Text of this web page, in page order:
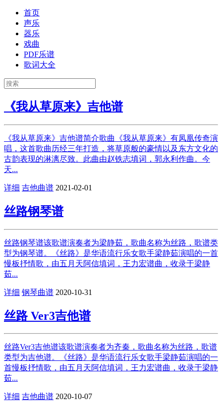
首页
声乐
器乐
戏曲
PDF乐谱
歌词大全
《我从草原来》吉他谱
《我从草原来》吉他谱简介歌曲《我从草原来》有凤凰传奇演
唱，这首歌曲历经三年打造，将草原般的豪情以及东方文化的
古韵表现的淋漓尽致。此曲由赵铁志填词，郭永利作曲。今
天...
详细 吉他曲谱 2021-02-01
丝路钢琴谱
丝路钢琴谱该歌谱演奏者为梁静茹，歌曲名称为丝路，歌谱类
型为钢琴谱。《丝路》是华语流行乐女歌手梁静茹演唱的一首
慢板抒情歌，由五月天阿信填词，王力宏谱曲，收录于梁静
茹...
详细 钢琴曲谱 2020-10-31
丝路 Ver3吉他谱
丝路Ver3吉他谱该歌谱演奏者为齐秦，歌曲名称为丝路，歌谱
类型为吉他谱。《丝路》是华语流行乐女歌手梁静茹演唱的一
首慢板抒情歌，由五月天阿信填词，王力宏谱曲，收录于梁静
茹...
详细 吉他曲谱 2020-10-07